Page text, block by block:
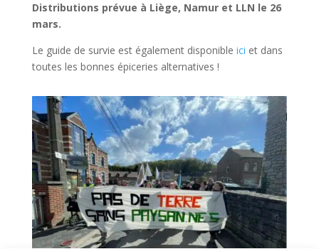
Distributions prévue à Liège, Namur et LLN le 26
mars.
Le guide de survie est également disponible ici et dans
toutes les bonnes épiceries alternatives !